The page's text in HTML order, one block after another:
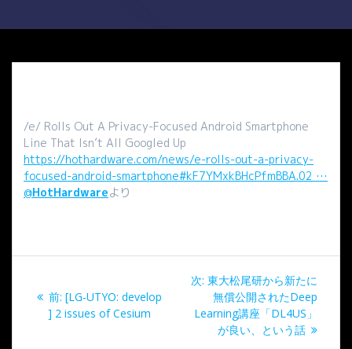
/e/ Rolls Out A Privacy-Focused Android Smartphone
Line That Isn’t All Googled Up
https://hothardware.com/news/e-rolls-out-a-privacy-
focused-android-smartphone#kF7YMxkBHcPfmBBA.02 …
@HotHardwareより
稿
前: 過
去
[LG-UTYO: develop
] 2 issues of Cesium
次: 次
の
投
稿:
東大松尾研から新たに
無償公開されたDeep
Learning講座「DL4US」
が良い、という話